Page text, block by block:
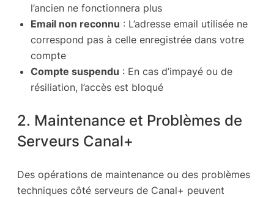
l’ancien ne fonctionnera plus
Email non reconnu : L’adresse email utilisée ne
correspond pas à celle enregistrée dans votre
compte
Compte suspendu : En cas d’impayé ou de
résiliation, l’accès est bloqué
2. Maintenance et Problèmes de
Serveurs Canal+
Des opérations de maintenance ou des problèmes
techniques côté serveurs de Canal+ peuvent